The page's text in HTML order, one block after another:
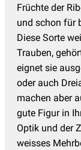
Früchte der
und schon für
Diese Sorte
Trauben,
eignet sie
oder auch
machen aber
gute Figur in
Optik und der
weisses